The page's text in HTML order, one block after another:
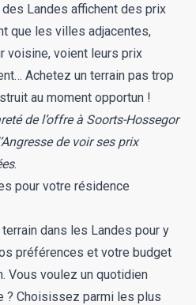
Landes affichent des prix
que les villes adjacentes,
voisine, voient leurs prix
Achetez un terrain pas trop
au moment opportun !
de l’offre à Soorts-Hossegor
de voir ses prix
.
pour votre résidence
dans les Landes pour y
préférences et votre budget
Vous voulez un quotidien
? Choisissez parmi les plus